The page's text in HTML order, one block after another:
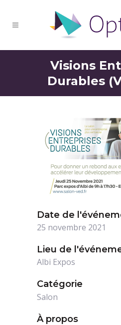
Visions
Durables
Date de
25 novembre 2021
Lieu de
Albi Expos
Catégorie
Salon
À propos